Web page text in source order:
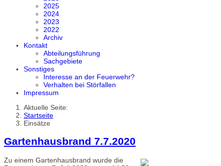
2025
2024
2023
2022
Archiv
Kontakt
Abteilungsführung
Sachgebiete
Sonstiges
Interesse an der Feuerwehr?
Verhalten bei Störfallen
Impressum
Aktuelle Seite:
Startseite
Einsätze
Gartenhausbrand 7.7.2020
Zu einem Gartenhausbrand wurde die